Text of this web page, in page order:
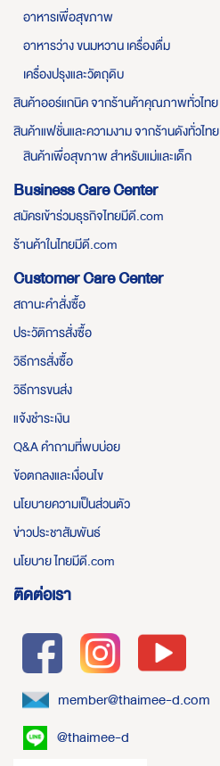
อาหารเพื่อสุขภาพ
อาหารว่าง ขนมหวาน เครื่องดื่ม
เครื่องปรุงและวัตถุดิบ
สินค้าออร์แกนิค จากร้านค้าคุณภาพทั่วไทย
สินค้าแฟชั่นและความงาม จากร้านดังทั่วไทย
สินค้าเพื่อสุขภาพ สำหรับแม่และเด็ก
Business Care Center
สมัครเข้าร่วมธุรกิจไทยมีดี.com
ร้านค้าในไทยมีดี.com
Customer Care Center
สถานะคำสั่งซื้อ
ประวัติการสั่งซื้อ
วิธีการสั่งซื้อ
วิธีการขนส่ง
แจ้งชำระเงิน
Q&A คำถามที่พบบ่อย
ข้อตกลงและเงื่อนไข
นโยบายความเป็นส่วนตัว
ข่าวประชาสัมพันธ์
นโยบาย ไทยมีดี.com
ติดต่อเรา
member@thaimee-d.com
@thaimee-d